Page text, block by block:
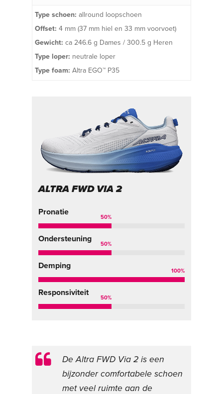
Type schoen: allround loopschoen
Offset: 4 mm (37 mm hiel en 33 mm voorvoet)
Gewicht: ca 246.6 g Dames / 300.5 g Heren
Type loper: neutrale loper
Type foam: Altra EGO™ P35
ALTRA FWD VIA 2
Pronatie
50%
Ondersteuning
50%
Demping
100%
Responsiviteit
50%
De Altra FWD Via 2 is een
bijzonder comfortabele schoen
met veel ruimte aan de